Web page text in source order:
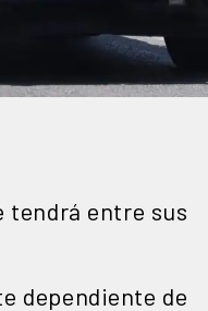
tendrá entre sus
dependiente de